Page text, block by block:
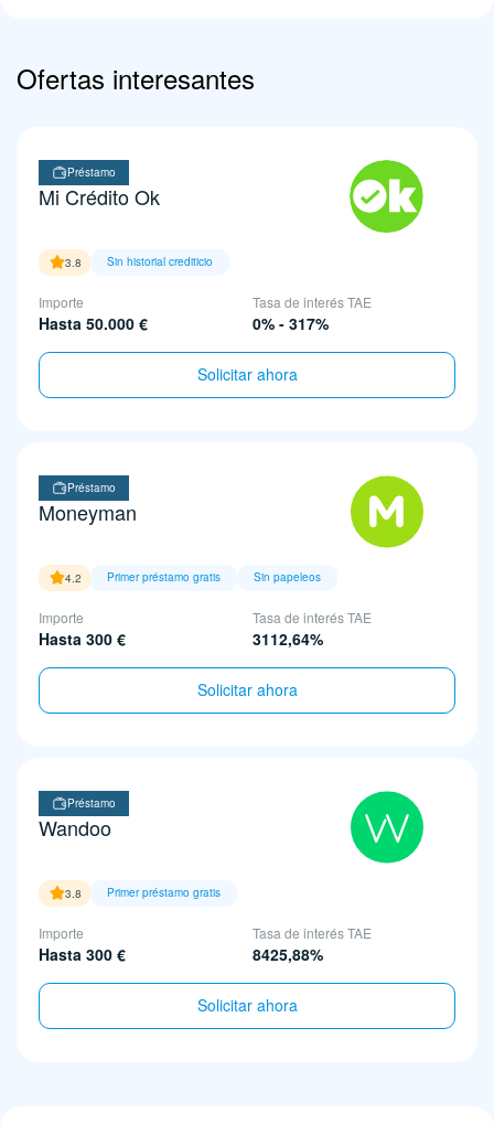
Ofertas interesantes
Préstamo
Mi Crédito Ok
3.8 Sin historial crediticio
Importe
Hasta 50.000 €
Tasa de interés TAE
0% - 317%
Solicitar ahora
Préstamo
Moneyman
4.2 Primer préstamo gratis Sin papeleos
Importe
Hasta 300 €
Tasa de interés TAE
3112,64%
Solicitar ahora
Préstamo
Wandoo
3.8 Primer préstamo gratis
Importe
Hasta 300 €
Tasa de interés TAE
8425,88%
Solicitar ahora